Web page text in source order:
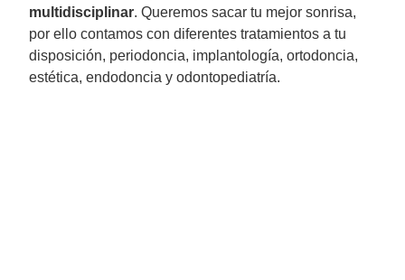
multidisciplinar. Queremos sacar tu mejor sonrisa,
por ello contamos con diferentes tratamientos a tu
disposición, periodoncia, implantología, ortodoncia,
estética, endodoncia y odontopediatría.